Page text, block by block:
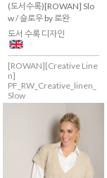
(도서수록)[ROWAN] Slo
w / 슬로우 by 로완
도서 수록 디자인
[ROWAN][Creative Line
n]
PF_RW_Creative_linen_
Slow